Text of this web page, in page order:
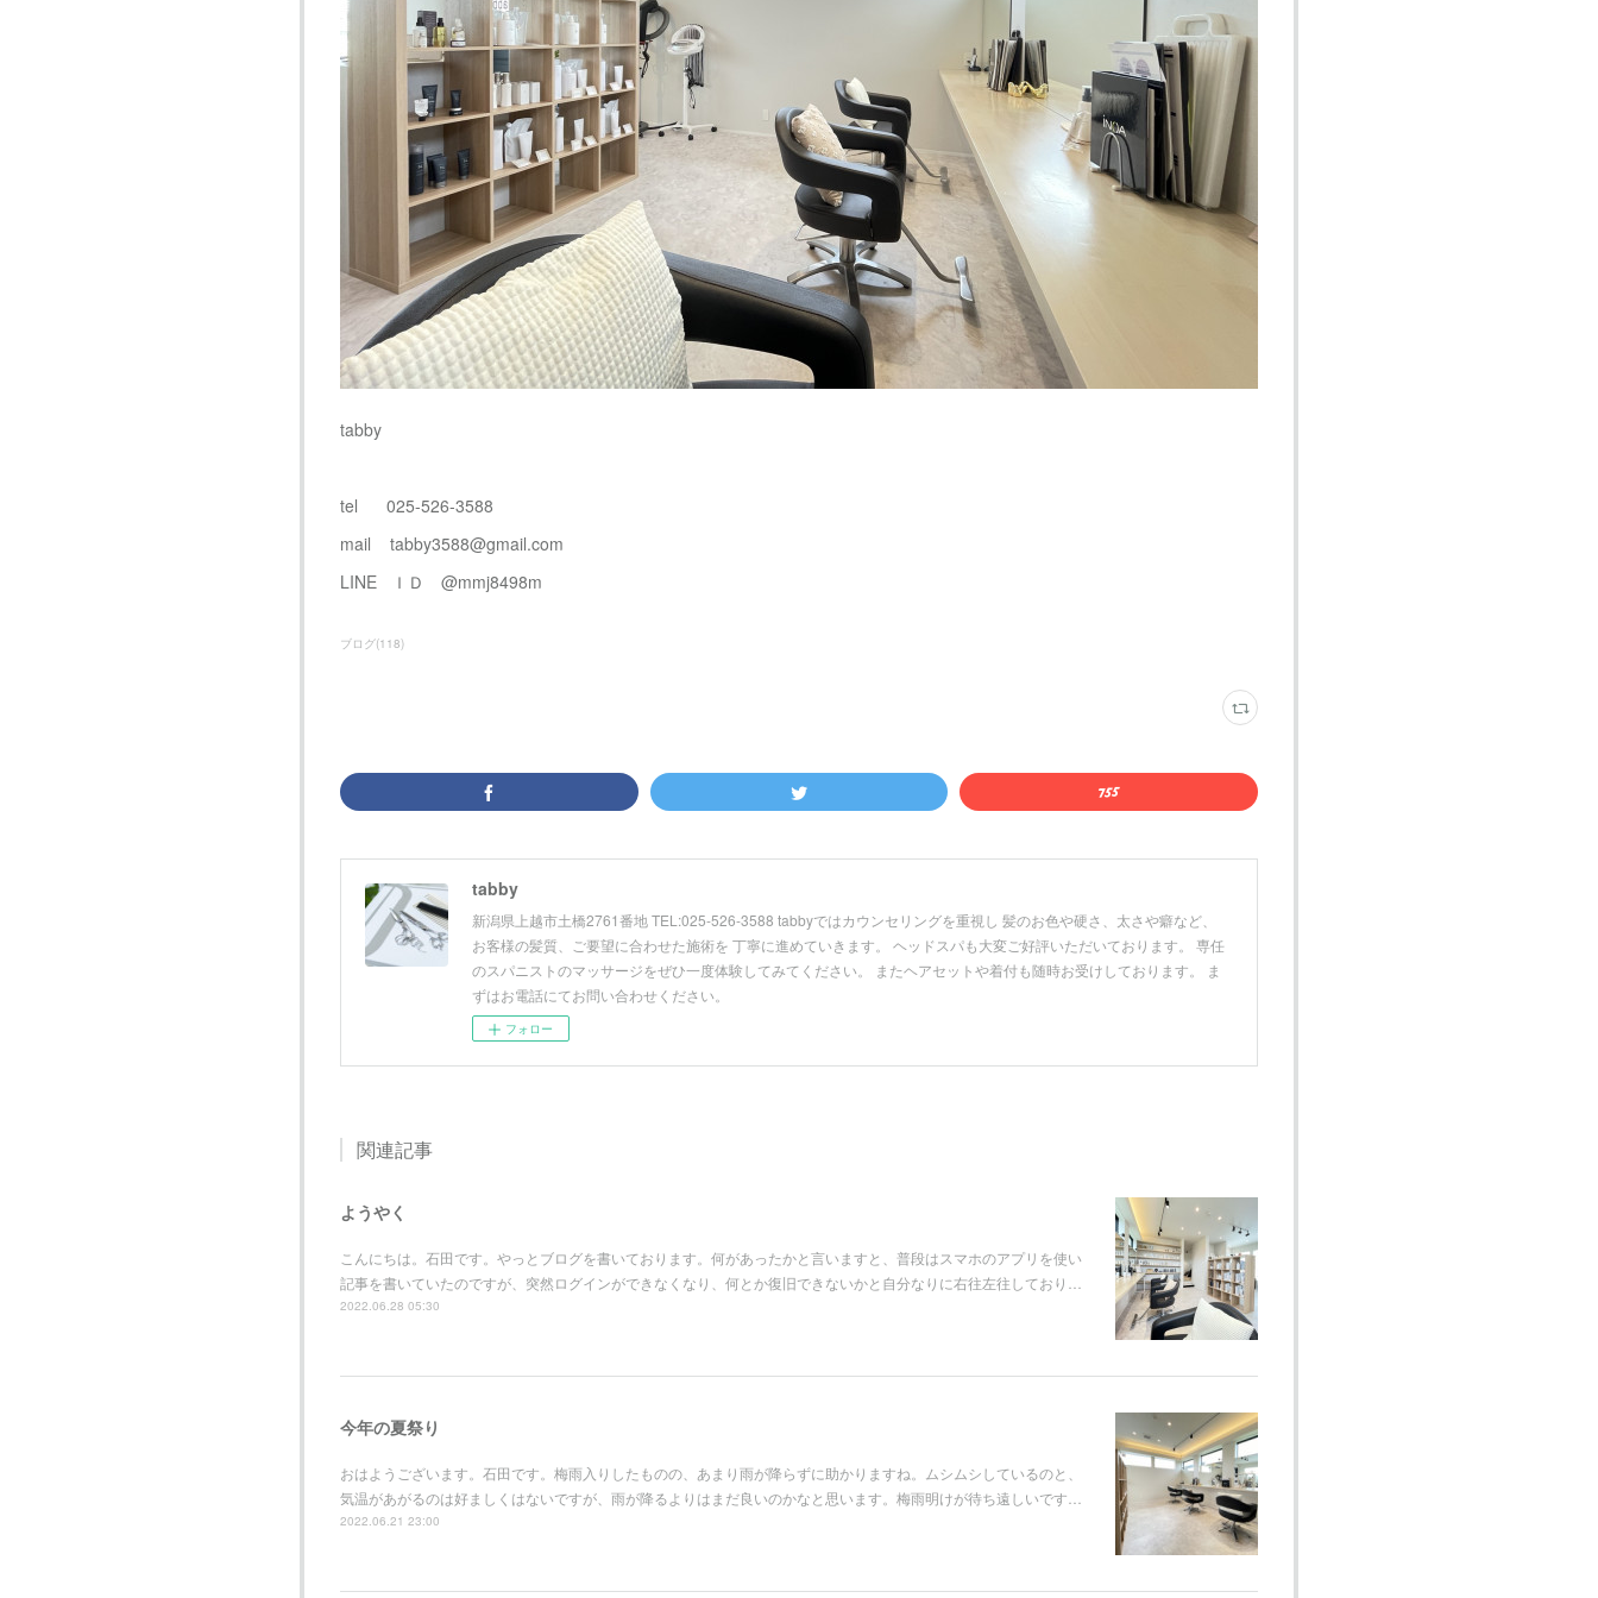
tabby
tel 025-526-3588
mail tabby3588@gmail.com
LINE ＩＤ @mmj8498m
ブログ(118)
tabby
新潟県上越市土橋2761番地 TEL:025-526-3588 tabbyではカウンセリングを重視し 髪のお色や硬さ、太さや癖など、
お客様の髪質、ご要望に合わせた施術を 丁寧に進めていきます。 ヘッドスパも大変ご好評いただいております。 専任
のスパニストのマッサージをぜひ一度体験してみてください。 またヘアセットや着付も随時お受けしております。 ま
ずはお電話にてお問い合わせください。
フォロー
関連記事
ようやく
こんにちは。石田です。やっとブログを書いております。何があったかと言いますと、普段はスマホのアプリを使い
記事を書いていたのですが、突然ログインができなくなり、何とか復旧できないかと自分なりに右往左往しており…
2022.06.28 05:30
今年の夏祭り
おはようございます。石田です。梅雨入りしたものの、あまり雨が降らずに助かりますね。ムシムシしているのと、
気温があがるのは好ましくはないですが、雨が降るよりはまだ良いのかなと思います。梅雨明けが待ち遠しいです…
2022.06.21 23:00